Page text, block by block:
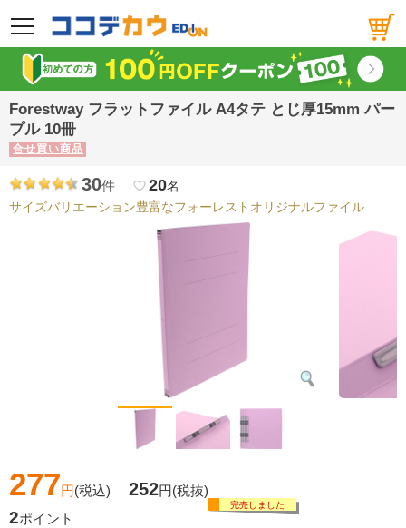
メニュー
Forestway フラットファイル A4タテ とじ厚15mm パー
プル 10冊
合せ買い商品
30件 favorite_border20名
サイズバリエーション豊富なフォーレストオリジナルファイル
277円(税込) 252円(税抜)
2ポイント
完売しました